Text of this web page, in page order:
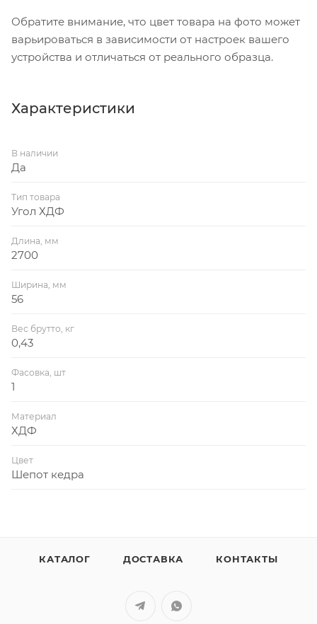
Обратите внимание, что цвет товара на фото может
варьироваться в зависимости от настроек вашего
устройства и отличаться от реального образца.
Характеристики
В наличии
Да
Тип товара
Угол ХДФ
Длина, мм
2700
Ширина, мм
56
Вес брутто, кг
0,43
Фасовка, шт
1
Материал
ХДФ
Цвет
Шепот кедра
КАТАЛОГ ДОСТАВКА КОНТАКТЫ